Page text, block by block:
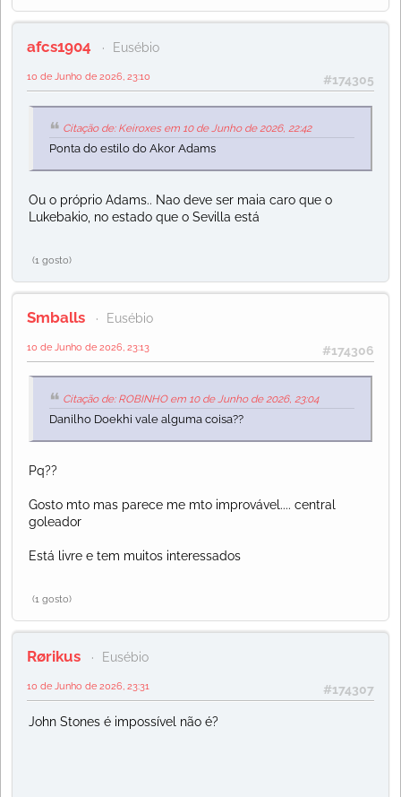
afcs1904 Eusébio
#174305
10 de Junho de 2026, 23:10
Citação de: Keiroxes em 10 de Junho de 2026, 22:42
Ponta do estilo do Akor Adams
Ou o próprio Adams.. Nao deve ser maia caro que o
Lukebakio, no estado que o Sevilla está
(1 gosto)
Smballs Eusébio
#174306
10 de Junho de 2026, 23:13
Citação de: ROBINHO em 10 de Junho de 2026, 23:04
Danilho Doekhi vale alguma coisa??
Pq??
Gosto mto mas parece me mto improvável.... central
goleador
Está livre e tem muitos interessados
(1 gosto)
Rørikus Eusébio
#174307
10 de Junho de 2026, 23:31
John Stones é impossível não é?